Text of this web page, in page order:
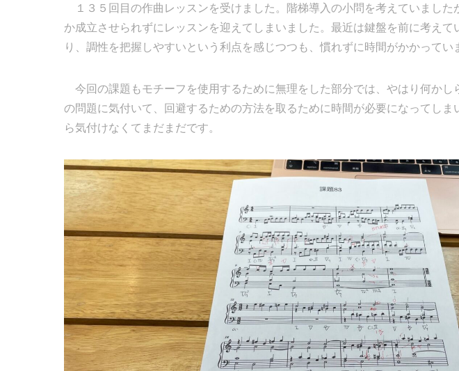
１３５回目の作曲レッスンを受けました。階梯導入の小問を考えていました
か成立させられずにレッスンを迎えてしまいました。最近は鍵盤を前に考えて
り、調性を把握しやすいという利点を感じつつも、慣れずに時間がかかってい
今回の課題もモチーフを使用するために無理をした部分では、やはり何かし
の問題に気付いて、回避するための方法を取るために時間が必要になってし
ら気付けなくてまだまだです。